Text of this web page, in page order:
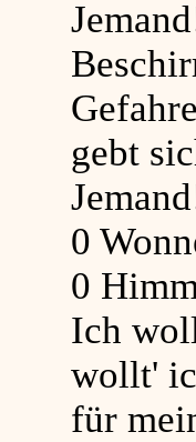
gebt
0
0
Ich
wollt'
für